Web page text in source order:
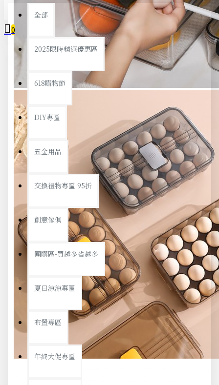
全部
2025限時精選優惠區
618購物節
DIY專區
五金用品
交換禮物專區 95折
創意傢俱
團購區-買越多省越多
夏日涼涼專區
布置專區
年終大促專區
0
您的購物車內沒有商品！